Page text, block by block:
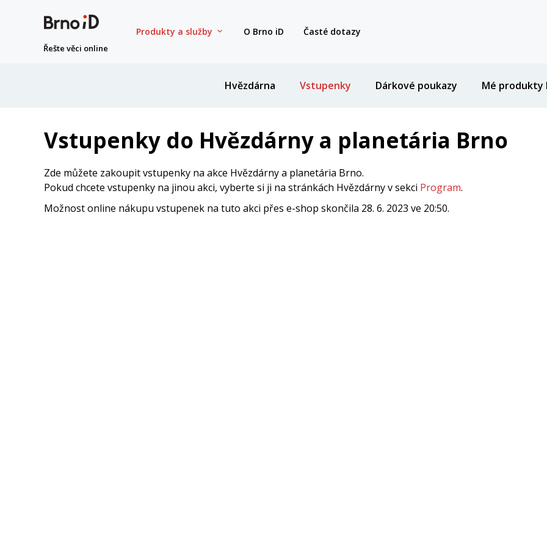
Řešte věci online
Produkty a služby O Brno iD Časté dotazy
Hvězdárna Vstupenky Dárkové poukazy Mé produkty
Vstupenky do Hvězdárny a planetária Brno
Zde můžete zakoupit vstupenky na akce Hvězdárny a planetária Brno.
Pokud chcete vstupenky na jinou akci, vyberte si ji na stránkách Hvězdárny v sekci Program.
Možnost online nákupu vstupenek na tuto akci přes e-shop skončila 28. 6. 2023 ve 20:50.